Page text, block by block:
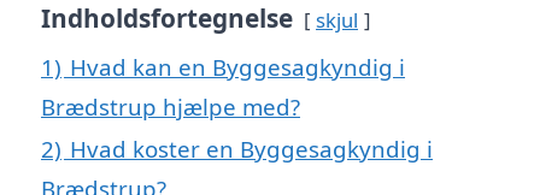
Indholdsfortegnelse skjul
1) Hvad kan en Byggesagkyndig i
Brædstrup hjælpe med?
2) Hvad koster en Byggesagkyndig i
Brædstrup?